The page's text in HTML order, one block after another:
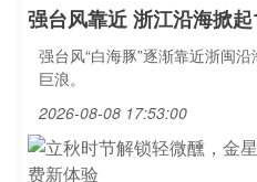
强台风靠近 浙江沿海掀
强台风“白海豚”逐渐靠近浙闽
巨浪。
2026-08-08 17:53:00